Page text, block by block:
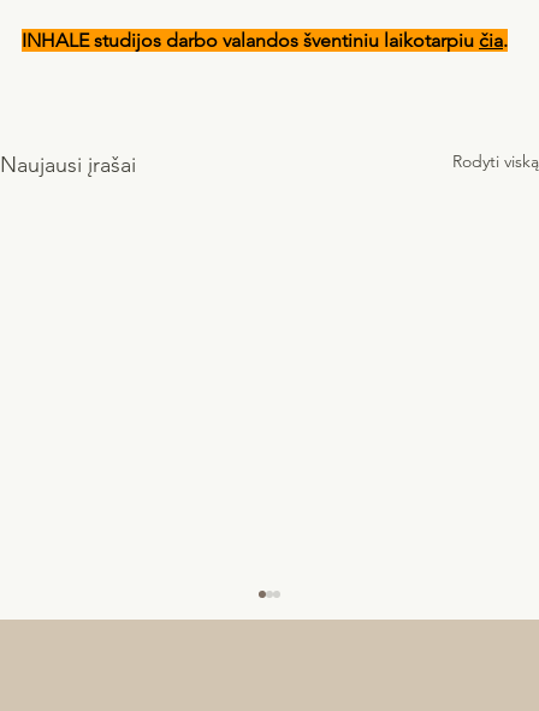
INHALE studijos darbo valandos šventiniu laikotarpiu čia.
Naujausi įrašai Rodyti viską